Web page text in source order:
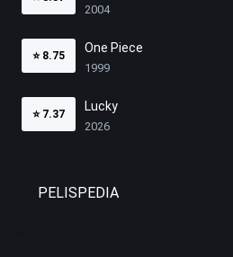
2004
⭐ 8.75
One Piece
1999
⭐ 7.37
Lucky
2026
PELISPEDIA